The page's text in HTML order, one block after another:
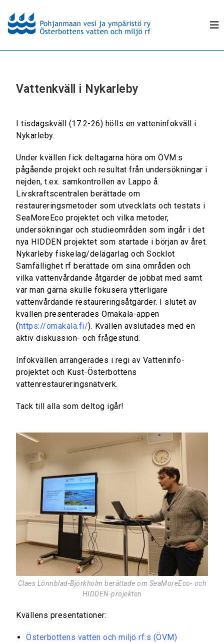
Vattenkväll i Nykarleby
I tisdagskväll (17.2-26) hölls en vatteninfokväll i
Nykarleby.
Under kvällen fick deltagarna höra om ÖVM:s
pågående projekt och resultat från undersökningar i
nejden, t.ex. samkontrollen av Lappo å.
Livskraftscentralen berättade om
restaureringsmetoder som utvecklats och testats i
SeaMoreEco projektet och vilka metoder,
undersökningar och studieområden som ingår i det
nya HIDDEN projektet som startade i början av året.
Nykarleby fiskelag/delägarlag och Socklot
Samfällighet rf berättade om sina områden och
vilka vattenvårdande åtgärder de jobbat med samt
var man gärna skulle fokusera ytterligare
vattenvårdande restaureringsåtgärder. I slutet av
kvällen presenterades Omakala-appen
(https://omakala.fi/). Kvällen avslutades med en
aktiv diskussion- och frågestund.
Infokvällen arrangerades i regi av Vatteninfo-
projektet och Kust-Österbottens
vattenrestaureringsnätverk.
Tack till alla som deltog igår!
Claes Lönnblad-Björkholm berättade om SeaMoreEco- och
HIDDEN-projekten
Kvällens presentationer:
Österbottens vatten och miljö rf:s (ÖVM)